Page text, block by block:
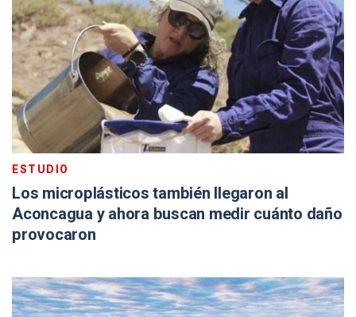
ESTUDIO
Los microplásticos también llegaron al
Aconcagua y ahora buscan medir cuánto daño
provocaron